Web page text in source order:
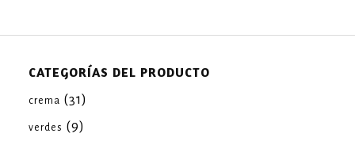
CATEGORÍAS DEL PRODUCTO
crema (31)
verdes (9)